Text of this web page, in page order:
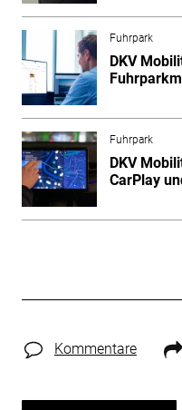
Fuhrpark
DKV
Fuhrpark
DKV
CarPlay
Kommentare